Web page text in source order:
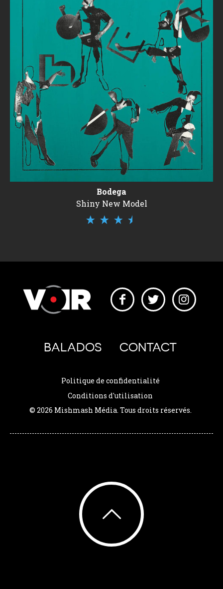
Bodega
Shiny New Model
BALADOS CONTACT
Politique de confidentialité
Conditions d'utilisation
© 2026 Mishmash Média. Tous droits réservés.